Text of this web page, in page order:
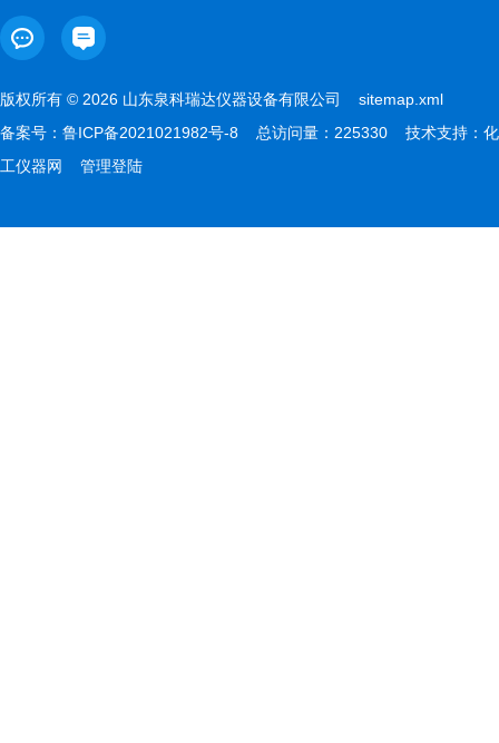
版权所有 © 2026 山东泉科瑞达仪器设备有限公司 sitemap.xml
备案号： 鲁ICP备2021021982号-8 总访问量：225330 技术支持： 化
工仪器网
管理登陆